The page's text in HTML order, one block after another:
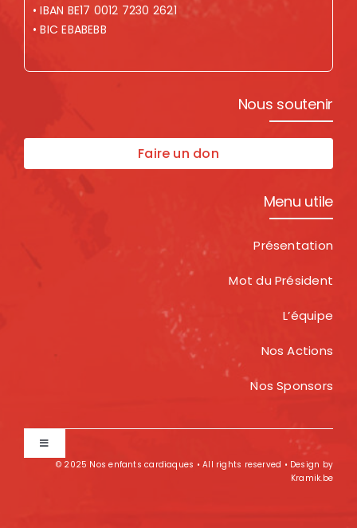
• IBAN BE17 0012 7230 2621
• BIC EBABEBB
Nous soutenir
Faire un don
Menu utile
Présentation
Mot du Président
L’équipe
Nos Actions
Nos Sponsors
Toggle
Navigation
© 2025 Nos enfants cardiaques • All rights reserved • Design by
Kramik.be